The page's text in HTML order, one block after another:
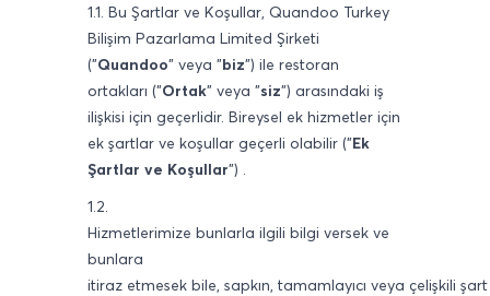
1.1. Bu Şartlar ve Koşullar, Quandoo Turkey
Bilişim Pazarlama Limited Şirketi
("Quandoo" veya "biz") ile restoran
ortakları ("Ortak" veya "siz") arasındaki iş
ilişkisi için geçerlidir. Bireysel ek hizmetler için
ek şartlar ve koşullar geçerli olabilir ("Ek
Şartlar ve Koşullar") .
1.2.
Hizmetlerimize bunlarla ilgili bilgi versek ve
bunlara
itiraz etmesek bile, sapkın, tamamlayıcı veya çelişkili şart